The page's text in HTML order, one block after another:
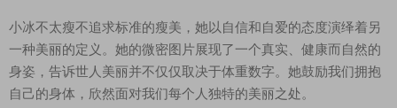
小冰不太瘦不追求标准的瘦美，她以自信和自爱的态度演绎着另
一种美丽的定义。她的微密图片展现了一个真实、健康而自然的
身姿，告诉世人美丽并不仅仅取决于体重数字。她鼓励我们拥抱
自己的身体，欣然面对我们每个人独特的美丽之处。